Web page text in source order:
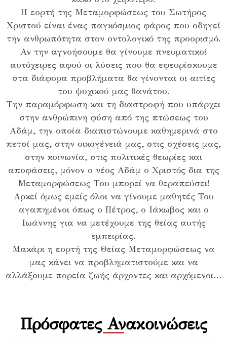
Η εορτή της Μεταμορφώσεως του Σωτήρος
Χριστού είναι ένας παγκόσμιος φάρος που οδηγεί
την ανθρωπότητα στον οντολογικό της προορισμό.
Αν την αγνοήσουμε θα γίνουμε πνευματικοί
αυτόχειρες αφού οι λύσεις που θα εφευρίσκουμε
στα διάφορα προβλήματα θα γίνονται οι αιτίες
του ψυχικού μας θανάτου.
Την παραμόρφωση και τη διαστροφή που υπάρχει
στην ανθρώπινη φύση από της πτώσεως του
Αδάμ, την οποία διαπιστώνουμε καθημερινά στο
πετσί μας, στην οικογένειά μας, στις σχέσεις μας,
στην κοινωνία, στις πολιτικές θεωρίες και
αποφάσεις, μόνον ο νέος Αδάμ ο Χριστός δια της
Μεταμορφώσεως Του μπορεί να θεραπεύσει!
Αρκεί όμως εμείς όλοι να γίνουμε μαθητές Του
αγαπημένοι όπως ο Πέτρος, ο Ιάκωβος και ο
Ιωάννης για να μετέχουμε της θείας αυτής
εμπειρίας.
Μακάρι η εορτή της Θείας Μεταμορφώσεως να
μας κάνει να προβληματιστούμε και να
αλλάξουμε πορεία ζωής άρχοντες και αρχόμενοι…
Πρόσφατες Ανακοινώσεις